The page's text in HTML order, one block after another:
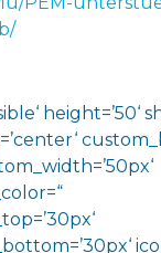
height=’50‘